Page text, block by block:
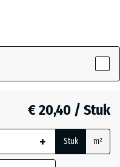
€ 20,40 / Stuk
+ Stuk m²